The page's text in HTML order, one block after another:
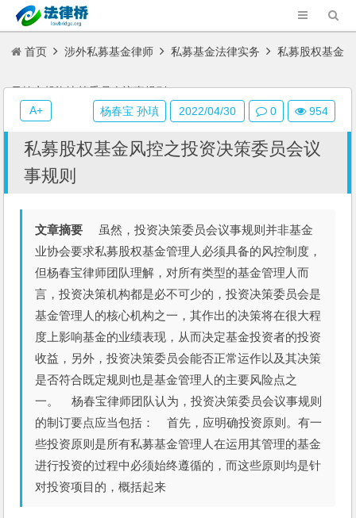
首页 涉外私募基金律师 私募基金法律实务 私募股权基金
风控之投资决策委员会议事规则
私募股权基金风控之投资决策委员会议
事规则
文章摘要 虽然，投资决策委员会议事规则并非基金
业协会要求私募股权基金管理人必须具备的风控制度，
但杨春宝律师团队理解，对所有类型的基金管理人而
言，投资决策机构都是必不可少的，投资决策委员会是
基金管理人的核心机构之一，其作出的决策将在很大程
度上影响基金的业绩表现，从而决定基金投资者的投资
收益，另外，投资决策委员会能否正常运作以及其决策
是否符合既定规则也是基金管理人的主要风险点之
一。 杨春宝律师团队认为，投资决策委员会议事规则
的制订要点应当包括： 首先，应明确投资原则。有一
些投资原则是所有私募基金管理人在运用其管理的基金
进行投资的过程中必须始终遵循的，而这些原则均是针
对投资项目的，概括起来
杨春宝 孙瑱 2022/04/30 0 954
A+